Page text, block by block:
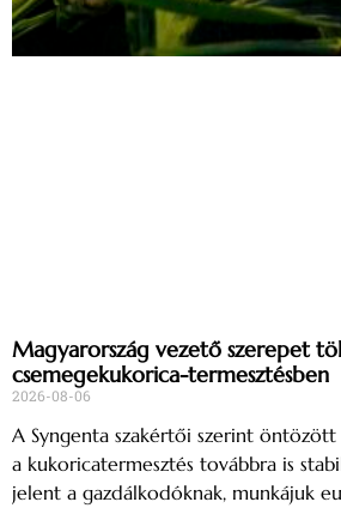
Magyarország vezető szerepet
csemegekukorica-termesztésben
2026-08-06
A Syngenta szakértői szerint
a kukoricatermesztés továbbra is
jelent a gazdálkodóknak, munkájuk